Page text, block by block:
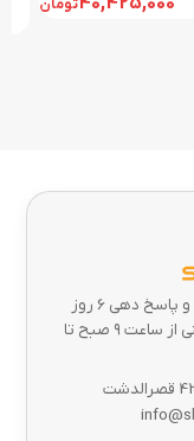
تومان
پشتیبانی و پاسخ دهی 6 روز
در هفته از شنبه تا پنجشنبه ، پشتبانی تلفنی از ساعت ۹ صبح تا